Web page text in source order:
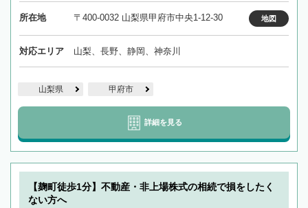
所在地 〒400-0032 山梨県甲府市中央1-12-30 地図
対応エリア 山梨、長野、静岡、神奈川
山梨県 甲府市
詳細を見る
【麹町徒歩1分】不動産・非上場株式の相続で損をしたく
ない方へ